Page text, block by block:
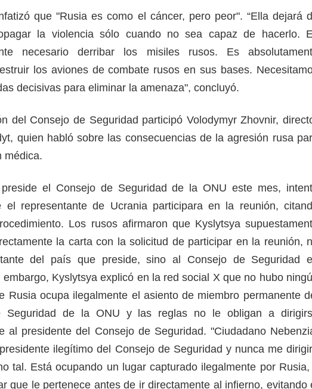
que "Rusia es como el cáncer, pero peor". “Ella dejará
la violencia sólo cuando no sea capaz de hacerlo.
necesario derribar los misiles rusos. Es
los aviones de combate rusos en sus bases.
decisivas para eliminar la amenaza", concluyó.
del Consejo de Seguridad participó Volodymyr Zhovnir,
quien habló sobre las consecuencias de la agresión rusa
médica.
el Consejo de Seguridad de la ONU este mes,
el representante de Ucrania participara en la reunión,
Los rusos afirmaron que Kyslytsya
la carta con la solicitud de participar en la reunión,
del país que preside, sino al Consejo de Seguridad
Kyslytsya explicó en la red social X que no hubo
Rusia ocupa ilegalmente el asiento de miembro permanente
Seguridad de la ONU y las reglas no le obligan a
al presidente del Consejo de Seguridad. "Ciudadano
ilegítimo del Consejo de Seguridad y nunca me
tal. Está ocupando un lugar capturado ilegalmente por
que le pertenece antes de ir directamente al infierno, evitando